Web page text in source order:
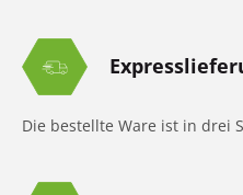
Die bestellte Ware ist in drei